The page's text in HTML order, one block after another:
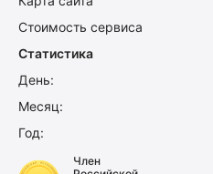
Стоимость сервиса
Статистика
День:
Месяц:
Год:
Член